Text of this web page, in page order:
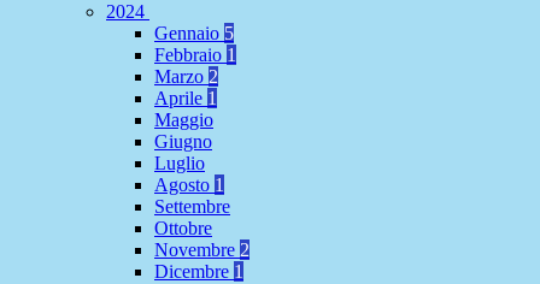
2024
Gennaio 5
Febbraio 1
Marzo 2
Aprile 1
Maggio
Giugno
Luglio
Agosto 1
Settembre
Ottobre
Novembre 2
Dicembre 1